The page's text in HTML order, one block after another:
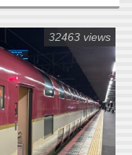
32463 views